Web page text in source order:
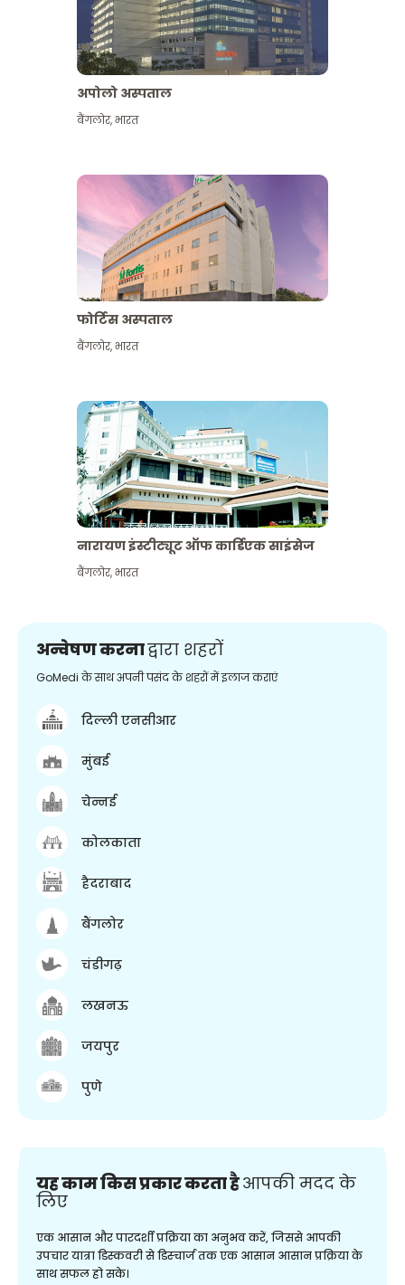
अपोलो अस्पताल
बैंगलोर,भारत
फोर्टिस अस्पताल
बैंगलोर,भारत
नारायण इंस्टीट्यूट ऑफ कार्डिएक साइंसेज
बैंगलोर,भारत
अन्वेषण करनाद्वारा शहरों
GoMedi के साथ अपनी पसंद के शहरों में इलाज कराएं
दिल्ली एनसीआर
मुंबई
चेन्नई
कोलकाता
हैदराबाद
बैंगलोर
चंडीगढ़
लखनऊ
जयपुर
पुणे
यह काम किस प्रकार करता हैआपकी मदद के
लिए
एक आसान और पारदर्शी प्रक्रिया का अनुभव करें, जिससे आपकी
उपचार यात्रा डिस्कवरी से डिस्चार्ज तक एक आसान आसान प्रक्रिया के
साथ सफल हो सके।